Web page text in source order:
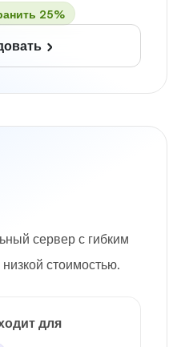
25%
сервер с гибким
стоимостью.
для